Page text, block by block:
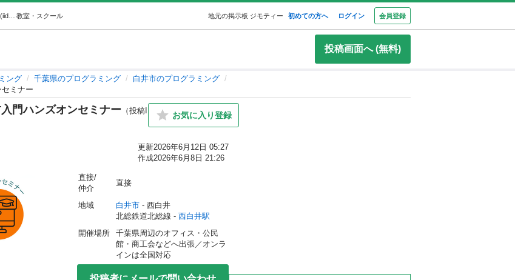
教室・スクール 地元の掲示板 ジモティー 初めての方へ ログイン 会員登録
投稿画面へ (無料)
ング 千葉県のプログラミング
白井市のプログラミング
ミナー
門ハンズオンセミナー （投稿I
お気に入り登録
更新2026年6月12日 05:27
作成2026年6月8日 21:26
直接/
仲介
直接
地域 白井市 - 西白井
北総鉄道北総線 - 西白井駅
開催場所
千葉県周辺のオフィス・公民
館・商工会などへ出張／オンラ
インは全国対応